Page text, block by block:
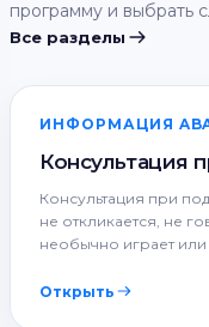
программу и выбрать
Все разделы
ИНФОРМАЦИЯ
Консультация
Консультация при
не откликается, не
необычно играет
Открыть